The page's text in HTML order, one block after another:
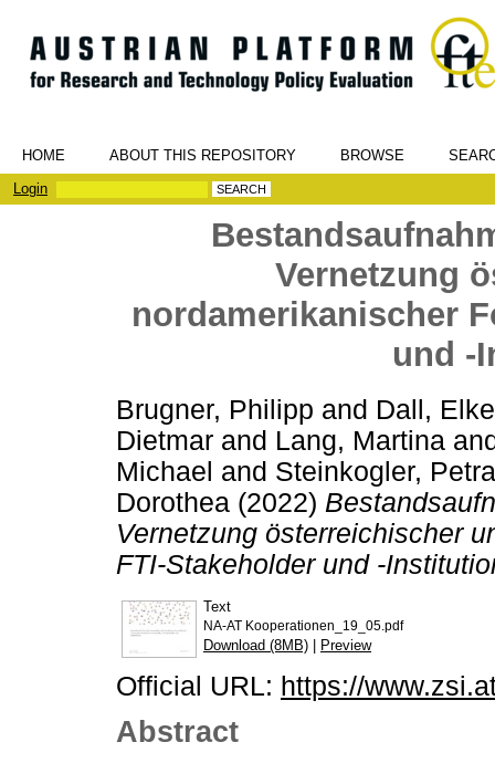
HOME ABOUT THIS REPOSITORY BROWSE
Login
Vernetzung
nordamerikanischer
und -
Brugner, Philipp and Dall, Elke
Dietmar and Lang, Martina
Michael and Steinkogler, Petra
Dorothea (2022)
Vernetzung österreichischer
FTI-Stakeholder und -
Text
NA-AT Kooperationen_19_05.pdf
Download (8MB) | Preview
Official URL: https://
Abstract